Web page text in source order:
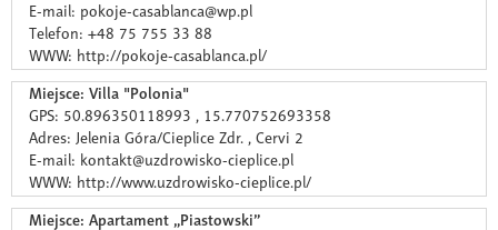
E-mail: pokoje-casablanca@wp.pl
Telefon: +48 75 755 33 88
WWW: http://pokoje-casablanca.pl/
Miejsce: Villa "Polonia"
GPS: 50.896350118993 , 15.770752693358
Adres: Jelenia Góra/Cieplice Zdr. , Cervi 2
E-mail: kontakt@uzdrowisko-cieplice.pl
WWW: http://www.uzdrowisko-cieplice.pl/
Miejsce: Apartament „Piastowski”